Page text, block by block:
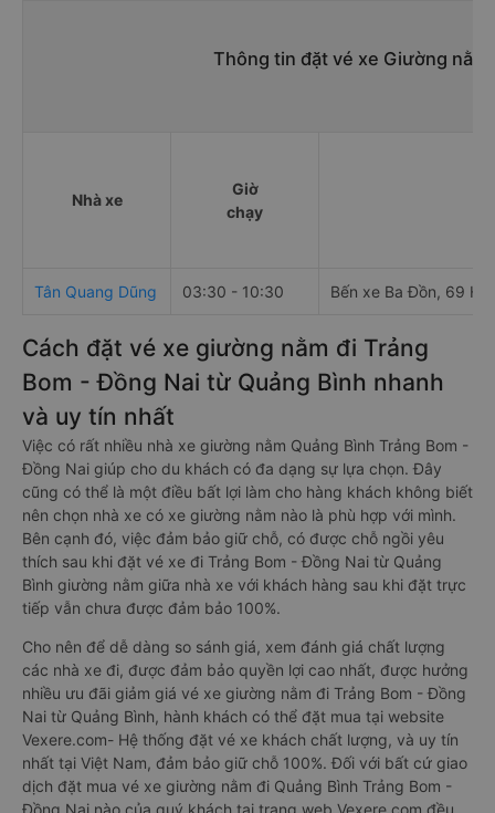
Thông tin đặt vé xe Giường nằm
Nhà xe
Giờ
chạy
Tân Quang Dũng 03:30 - 10:30 Bến xe Ba Đồn, 69
Cách đặt vé xe giường nằm đi Trảng
Bom - Đồng Nai từ Quảng Bình nhanh
và uy tín nhất
Việc có rất nhiều nhà xe giường nằm Quảng Bình Trảng Bom -
Đồng Nai giúp cho du khách có đa dạng sự lựa chọn. Đây
cũng có thể là một điều bất lợi làm cho hàng khách không biết
nên chọn nhà xe có xe giường nằm nào là phù hợp với mình.
Bên cạnh đó, việc đảm bảo giữ chỗ, có được chỗ ngồi yêu
thích sau khi đặt vé xe đi Trảng Bom - Đồng Nai từ Quảng
Bình giường nằm giữa nhà xe với khách hàng sau khi đặt trực
tiếp vẫn chưa được đảm bảo 100%.
Cho nên để dễ dàng so sánh giá, xem đánh giá chất lượng
các nhà xe đi, được đảm bảo quyền lợi cao nhất, được hưởng
nhiều ưu đãi giảm giá vé xe giường nằm đi Trảng Bom - Đồng
Nai từ Quảng Bình, hành khách có thể đặt mua tại website
Vexere.com- Hệ thống đặt vé xe khách chất lượng, và uy tín
nhất tại Việt Nam, đảm bảo giữ chỗ 100%. Đối với bất cứ giao
dịch đặt mua vé xe giường nằm đi Quảng Bình Trảng Bom -
Đồng Nai nào của quý khách tại trang web Vexere.com đều